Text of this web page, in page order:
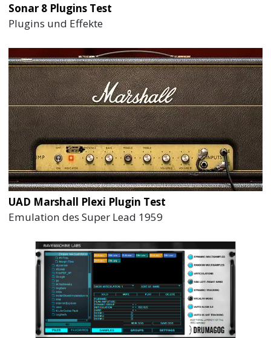
Sonar 8 Plugins Test
Plugins und Effekte
UAD Marshall Plexi Plugin Test
Emulation des Super Lead 1959